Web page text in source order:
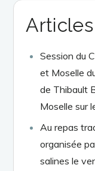
Session du
et Moselle
de Thibault
Moselle sur
Au repas
organisée
salines le